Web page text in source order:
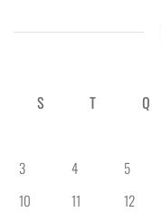
S
T Q
3
4 5
10
11 12